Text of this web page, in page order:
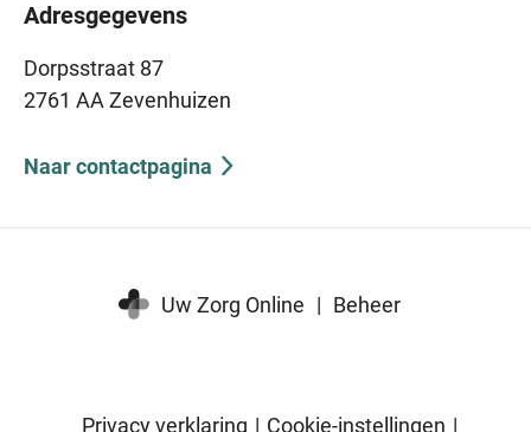
Adresgegevens
Dorpsstraat 87
2761 AA Zevenhuizen
Naar contactpagina
Uw Zorg Online | Beheer
Privacy verklaring | Cookie-instellingen |